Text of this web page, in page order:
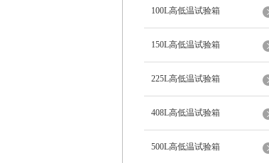
100L高低温试验箱
150L高低温试验箱
225L高低温试验箱
408L高低温试验箱
500L高低温试验箱